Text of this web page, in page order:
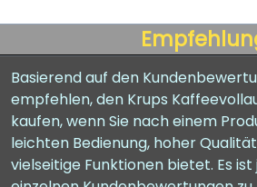
Basierend auf den
empfehlen, den Krups
kaufen, wenn Sie nach einem
leichten Bedienung, hoher
vielseitige Funktionen bietet. Es